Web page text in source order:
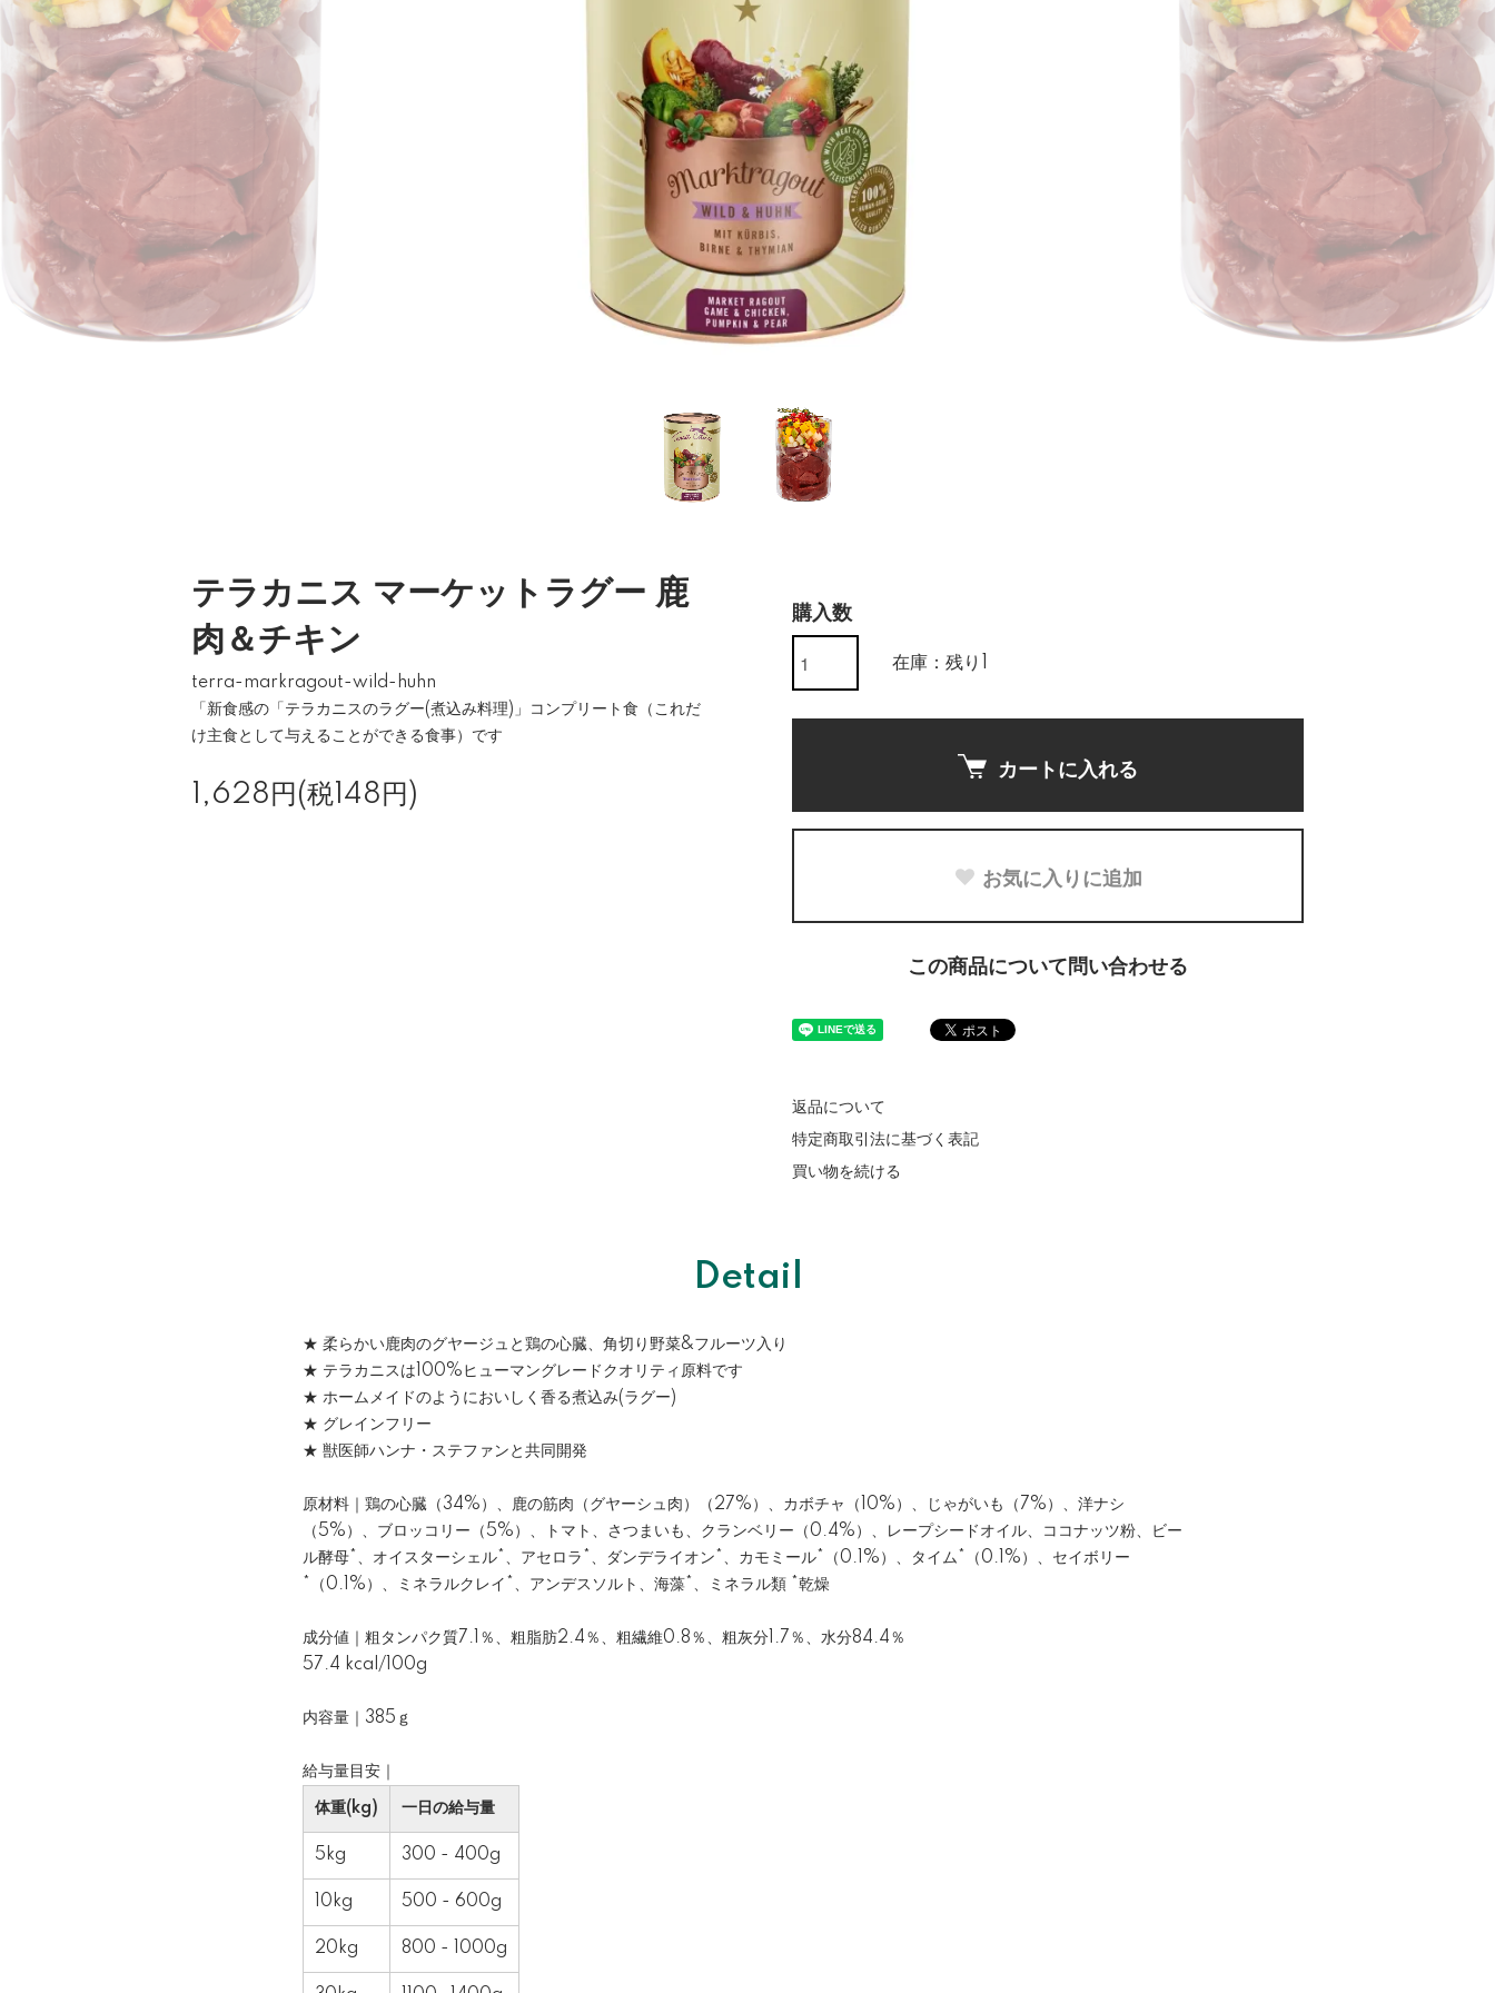
テラカニス マーケットラグー 鹿
肉＆チキン
terra-markragout-wild-huhn
「新食感の「テラカニスのラグー(煮込み料理)」コンプリート食（これだ
け主食として与えることができる食事）です
1,628円(税148円)
購入数
在庫：残り1
カートに入れる
お気に入りに追加
この商品について問い合わせる
返品について
特定商取引法に基づく表記
買い物を続ける
Detail
★ 柔らかい鹿肉のグヤージュと鶏の心臓、角切り野菜&フルーツ入り
★ テラカニスは100%ヒューマングレードクオリティ原料です
★ ホームメイドのようにおいしく香る煮込み(ラグー)
★ グレインフリー
★ 獣医師ハンナ・ステファンと共同開発
原材料｜鶏の心臓（34%）、鹿の筋肉（グヤーシュ肉）（27%）、カボチャ（10%）、じゃがいも（7%）、洋ナシ
（5%）、ブロッコリー（5%）、トマト、さつまいも、クランベリー（0.4%）、レープシードオイル、ココナッツ粉、ビー
ル酵母*、オイスターシェル*、アセロラ*、ダンデライオン*、カモミール*（0.1%）、タイム*（0.1%）、セイボリー
*（0.1%）、ミネラルクレイ*、アンデスソルト、海藻*、ミネラル類 *乾燥
成分値｜粗タンパク質7.1％、粗脂肪2.4％、粗繊維0.8％、粗灰分1.7％、水分84.4％
57.4 kcal/100g
内容量｜385ｇ
給与量目安｜
体重(kg) 一日の給与量
5kg 300 - 400g
10kg 500 - 600g
20kg 800 - 1000g